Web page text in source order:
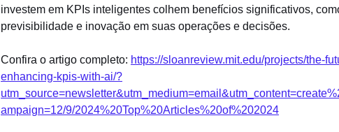
investem em KPIs inteligentes colhem benefícios significativos,
previsibilidade e inovação em suas operações e decisões.
Confira o artigo completo: https://sloanreview.mit.edu/projects/the-
enhancing-kpis-with-ai/?
ampaign=12/9/2024%20Top%20Articles%20of%202024